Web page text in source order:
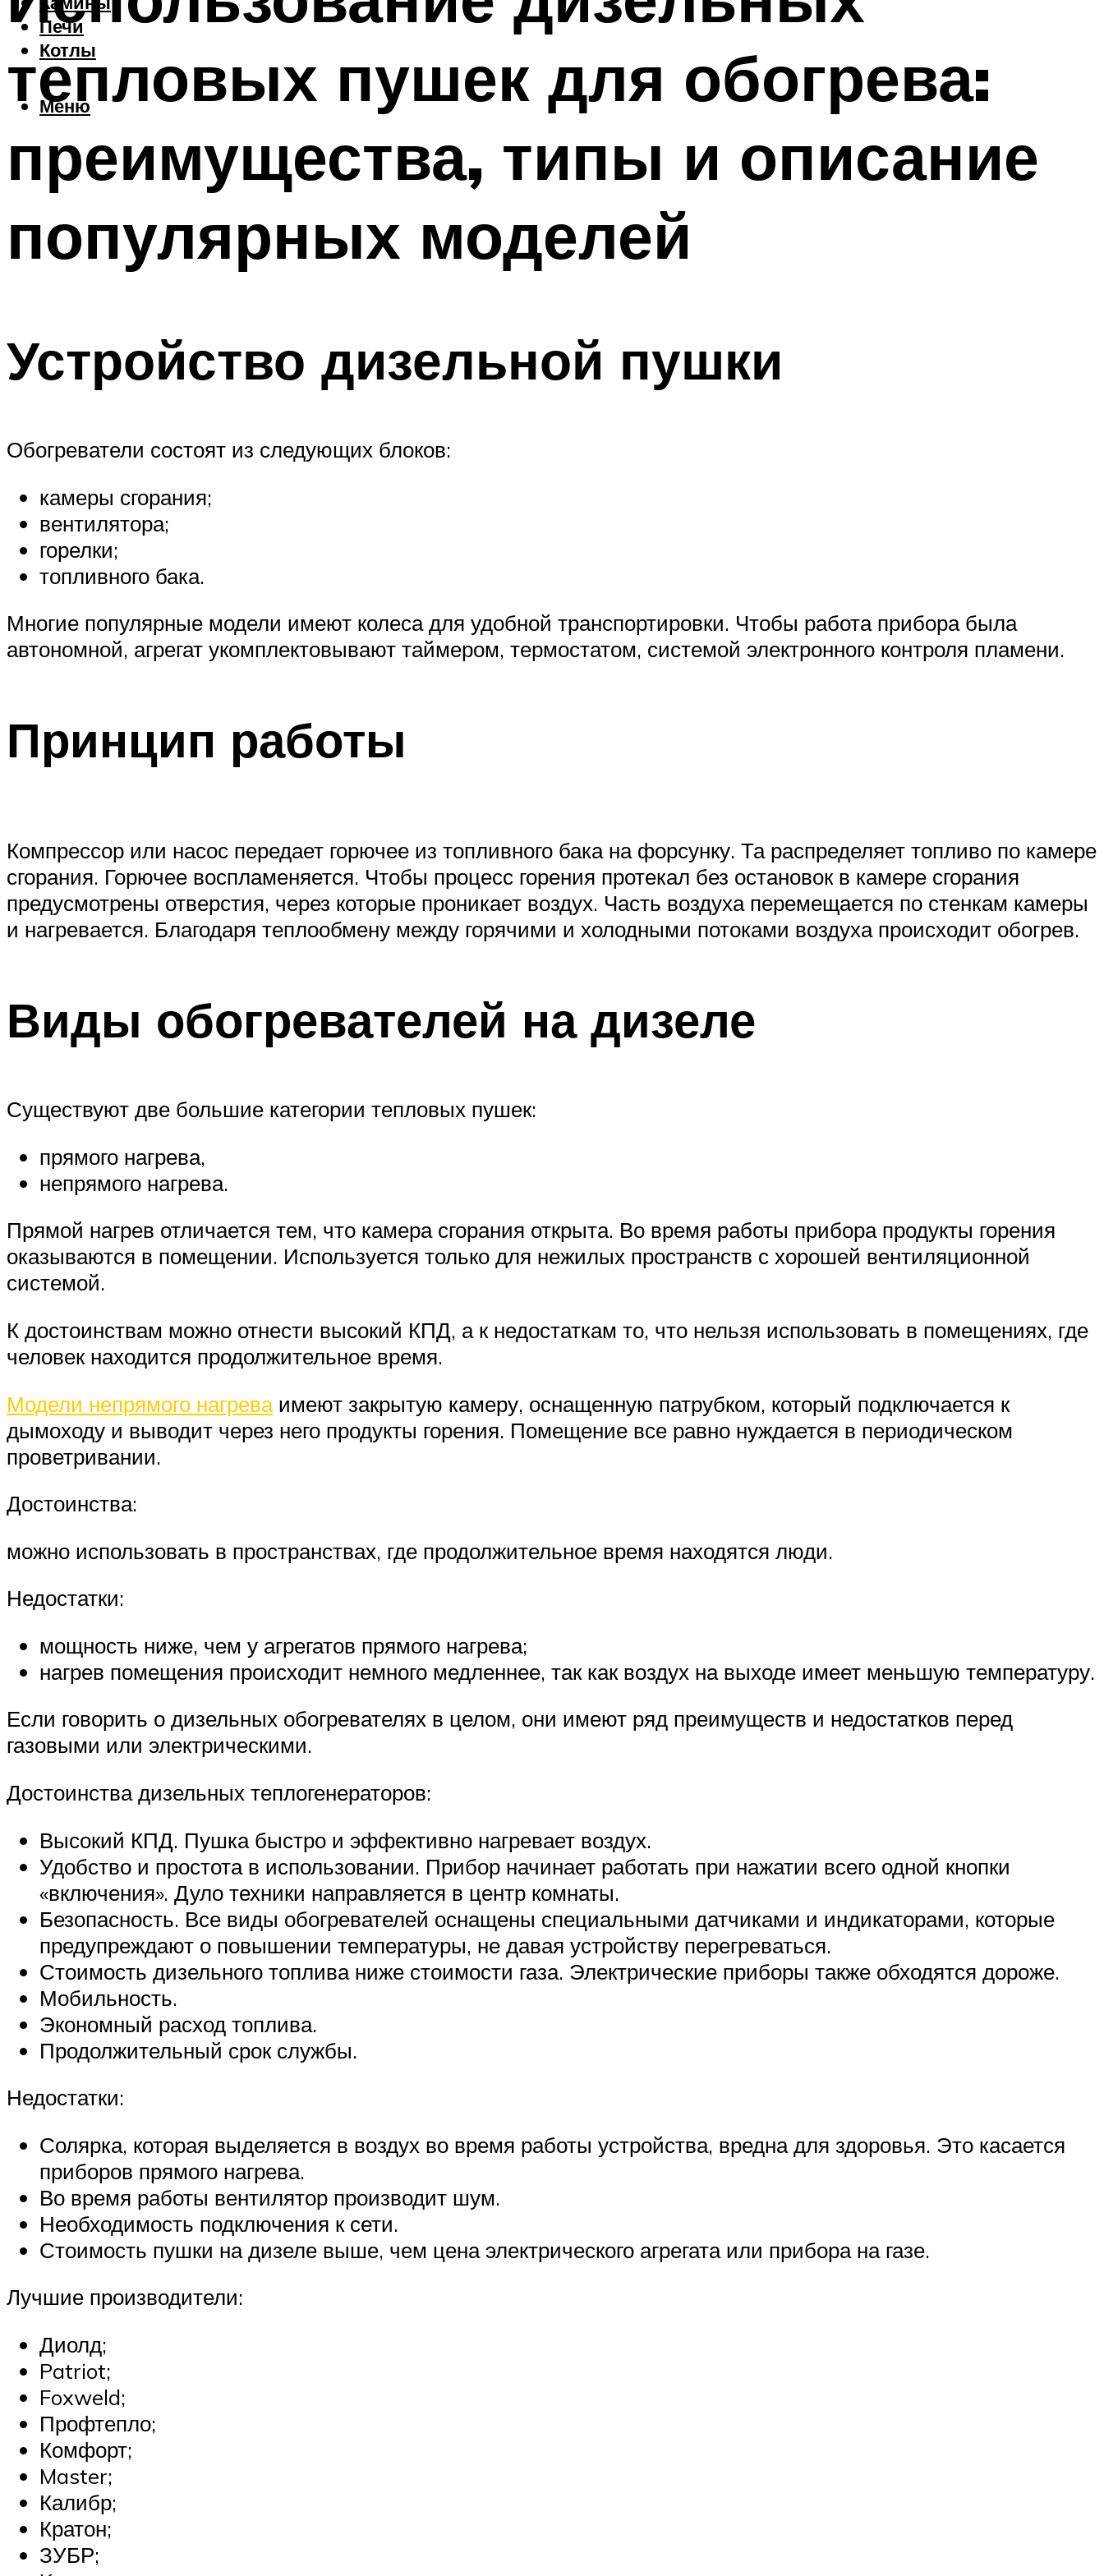
Печи
Котлы
Меню
тепловых пушек для обогрева:
преимущества, типы и описание
популярных моделей
Устройство дизельной пушки
Обогреватели состоят из следующих блоков:
камеры сгорания;
вентилятора;
горелки;
топливного бака.
Многие популярные модели имеют колеса для удобной транспортировки. Чтобы работа прибора была
автономной, агрегат укомплектовывают таймером, термостатом, системой электронного контроля пламени.
Принцип работы
Компрессор или насос передает горючее из топливного бака на форсунку. Та распределяет топливо по камере
сгорания. Горючее воспламеняется. Чтобы процесс горения протекал без остановок в камере сгорания
предусмотрены отверстия, через которые проникает воздух. Часть воздуха перемещается по стенкам камеры
и нагревается. Благодаря теплообмену между горячими и холодными потоками воздуха происходит обогрев.
Виды обогревателей на дизеле
Существуют две большие категории тепловых пушек:
прямого нагрева,
непрямого нагрева.
Прямой нагрев отличается тем, что камера сгорания открыта. Во время работы прибора продукты горения
оказываются в помещении. Используется только для нежилых пространств с хорошей вентиляционной
системой.
К достоинствам можно отнести высокий КПД, а к недостаткам то, что нельзя использовать в помещениях, где
человек находится продолжительное время.
Модели непрямого нагреваимеют закрытую камеру, оснащенную патрубком, который подключается к
дымоходу и выводит через него продукты горения. Помещение все равно нуждается в периодическом
проветривании.
Достоинства:
можно использовать в пространствах, где продолжительное время находятся люди.
Недостатки:
мощность ниже, чем у агрегатов прямого нагрева;
нагрев помещения происходит немного медленнее, так как воздух на выходе имеет меньшую температуру.
Если говорить о дизельных обогревателях в целом, они имеют ряд преимуществ и недостатков перед
газовыми или электрическими.
Достоинства дизельных теплогенераторов:
Высокий КПД. Пушка быстро и эффективно нагревает воздух.
Удобство и простота в использовании. Прибор начинает работать при нажатии всего одной кнопки
«включения». Дуло техники направляется в центр комнаты.
Безопасность. Все виды обогревателей оснащены специальными датчиками и индикаторами, которые
предупреждают о повышении температуры, не давая устройству перегреваться.
Стоимость дизельного топлива ниже стоимости газа. Электрические приборы также обходятся дороже.
Мобильность.
Экономный расход топлива.
Продолжительный срок службы.
Недостатки:
Солярка, которая выделяется в воздух во время работы устройства, вредна для здоровья. Это касается
приборов прямого нагрева.
Во время работы вентилятор производит шум.
Необходимость подключения к сети.
Стоимость пушки на дизеле выше, чем цена электрического агрегата или прибора на газе.
Лучшие производители:
Диолд;
Patriot;
Foxweld;
Профтепло;
Комфорт;
Master;
Калибр;
Кратон;
ЗУБР;